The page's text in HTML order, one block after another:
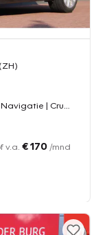
v.a. € 170 /mnd